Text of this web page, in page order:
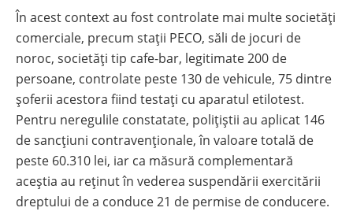
În acest context au fost controlate mai multe societăți
comerciale, precum stații PECO, săli de jocuri de
noroc, societăți tip cafe-bar, legitimate 200 de
persoane, controlate peste 130 de vehicule, 75 dintre
șoferii acestora fiind testați cu aparatul etilotest.
Pentru neregulile constatate, polițiștii au aplicat 146
de sancțiuni contravenționale, în valoare totală de
peste 60.310 lei, iar ca măsură complementară
aceștia au reținut în vederea suspendării exercitării
dreptului de a conduce 21 de permise de conducere.